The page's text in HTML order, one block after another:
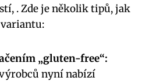
. Zde je několik tipů, jak
„gluten-free“:
nyní nabízí